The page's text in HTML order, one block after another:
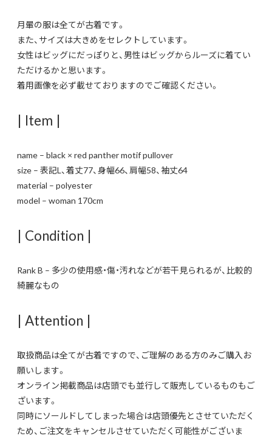
月暈の服は全てが古着です。
また、サイズは大きめをセレクトしています。
女性はビッグにだっぽりと、男性はビッグからルーズに着てい
ただけるかと思います。
着用画像を必ず載せておりますのでご確認ください。
| Item |
name – black × red panther motif pullover
size – 表記L、着丈77、身幅66、肩幅58、袖丈64
material – polyester
model – woman 170cm
| Condition |
Rank B – 多少の使用感・傷・汚れなどが若干見られるが、比較的
綺麗なもの
| Attention |
取扱商品は全てが古着ですので、ご理解のある方のみご購入お
願いします。
オンライン掲載商品は店頭でも並行して販売しているものもご
ざいます。
同時にソールドしてしまった場合は店頭優先とさせていただく
ため、ご注文をキャンセルさせていただく可能性がございま